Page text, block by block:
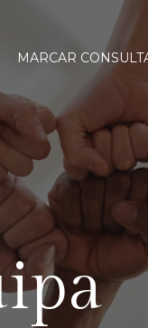
MARCAR